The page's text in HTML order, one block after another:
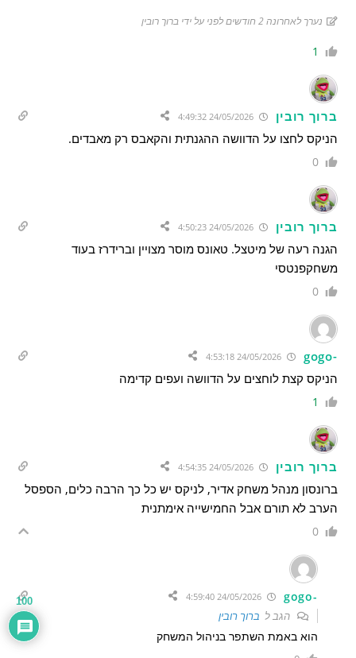
נערך לאחרונה 2 חודשים לפני על ידי ברוך רובין
1
ברוך רובין 24/05/2026 4:49:32
הניקס לחצו על הדוושה ההגנתית והקאבס רק מאבדים.
0
ברוך רובין 24/05/2026 4:50:23
הגנה רעה של מיטצל. טאונס מוסר מצויין וברידרז בעוד
משחקפנטסי
0
-gogo
הניקס קצת לוחצים על הדוושה ועפים קדימה
1
ברוך רובין 24/05/2026 4:54:35
ברונסון מנהל משחק אדיר, לניקס יש כל כך הרבה כלים, הספסל
הערב לא תורם אבל החמישייה אימתנית
0
-gogo
הגב ל ברוך רובין
הוא באמת השתפר בניהול המשחק
100